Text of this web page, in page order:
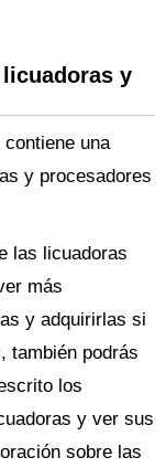
y
una
y procesadores
las licuadoras
más
y adquirirlas si
también podrás
los
y ver sus
sobre las